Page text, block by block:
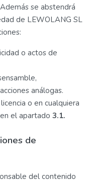
se abstendrá
de LEWOLANG SL
o actos de
análogas.
o en cualquiera
el apartado 3.1.
de
del contenido